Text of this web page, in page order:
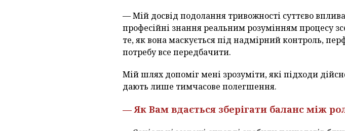
— Мій досвід подолання тривожності суттєво
професійні знання реальним розумінням процесу
те, як вона маскується під надмірний контроль,
потребу все передбачити.
Мій шлях допоміг мені зрозуміти, які підходи
дають лише тимчасове полегшення.
— Як Вам вдається зберігати баланс між